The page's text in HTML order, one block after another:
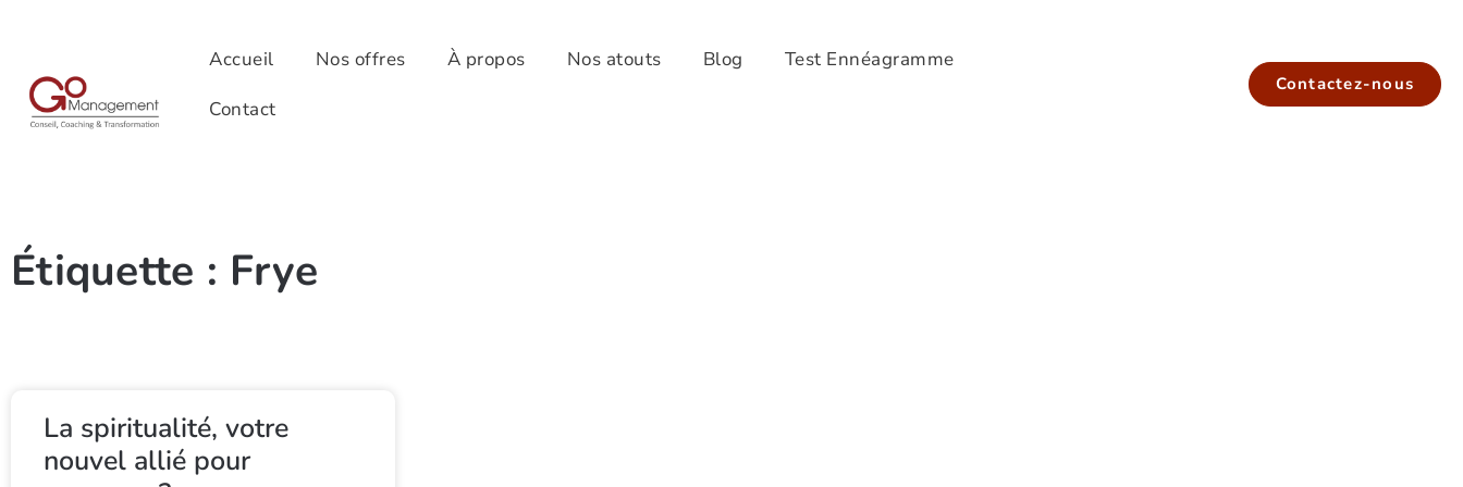
Accueil Nos offres À propos Nos atouts Blog
Test Ennéagramme
Contact
Contactez-nous
Étiquette : Frye
La spiritualité, votre
nouvel allié pour